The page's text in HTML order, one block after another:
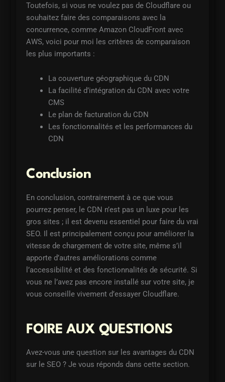
Toutefois, si vous ne voulez pas de Cloudflare ou
souhaitez faire des comparaisons avec la
concurrence, comme Amazon CloudFront avec
AWS, voici pour moi les critères de comparaison
les plus importants :
La couverture géographique du CDN
La facilité d’intégration du CDN avec votre
CMS
Le plan de facturation du CDN
Les fonctionnalités et les performances du
CDN
Conclusion
En conclusion, contrairement à ce que vous
pourrez penser, le CDN n’est pas un luxe pour les
gros sites ; il est devenu essentiel pour faire du vrai
SEO. Il est principalement conçu pour améliorer la
vitesse de chargement de votre site, même s’il
apporte d’autres améliorations comme
l’accessibilité et des fonctionnalités de sécurité. Si
vous ne l’avez pas encore installé sur votre site, je
vous conseille vivement d’essayer Cloudflare.
FOIRE AUX QUESTIONS
Avez-vous une question sur les avantages du CDN
sur le SEO ? Je vous réponds dans cette section.